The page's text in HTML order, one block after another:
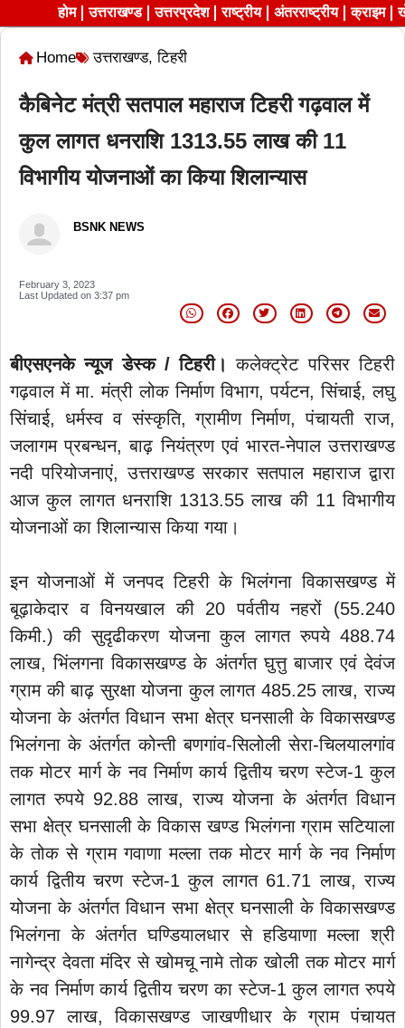
होम उत्तराखण्ड उत्तरप्रदेश राष्ट्रीय अंतरराष्ट्रीय क्राइम
Home उत्तराखण्ड,टिहरी
कैबिनेट मंत्री सतपाल महाराज टिहरी गढ़वाल में
कुल लागत धनराशि 1313.55 लाख की 11
विभागीय योजनाओं का किया शिलान्यास
BSNK NEWS
February 3, 2023
Last Updated on 3:37 pm
बीएसएनके न्यूज डेस्क / टिहरी। कलेक्ट्रेट परिसर टिहरी
गढ़वाल में मा. मंत्री लोक निर्माण विभाग, पर्यटन, सिंचाई, लघु
सिंचाई, धर्मस्व व संस्कृति, ग्रामीण निर्माण, पंचायती राज,
जलागम प्रबन्धन, बाढ़ नियंत्रण एवं भारत-नेपाल उत्तराखण्ड
नदी परियोजनाएं, उत्तराखण्ड सरकार सतपाल महाराज द्वारा
आज कुल लागत धनराशि 1313.55 लाख की 11 विभागीय
योजनाओं का शिलान्यास किया गया।
इन योजनाओं में जनपद टिहरी के भिलंगना विकासखण्ड में
बूढ़ाकेदार व विनयखाल की 20 पर्वतीय नहरों (55.240
किमी.) की सुदृढीकरण योजना कुल लागत रुपये 488.74
लाख, भिंलगना विकासखण्ड के अंतर्गत घुत्तु बाजार एवं देवंज
ग्राम की बाढ़ सुरक्षा योजना कुल लागत 485.25 लाख, राज्य
योजना के अंतर्गत विधान सभा क्षेत्र घनसाली के विकासखण्ड
भिलंगना के अंतर्गत कोन्ती बणगांव-सिलोली सेरा-चिलयालगांव
तक मोटर मार्ग के नव निर्माण कार्य द्वितीय चरण स्टेज-1 कुल
लागत रुपये 92.88 लाख, राज्य योजना के अंतर्गत विधान
सभा क्षेत्र घनसाली के विकास खण्ड भिलंगना ग्राम सटियाला
के तोक से ग्राम गवाणा मल्ला तक मोटर मार्ग के नव निर्माण
कार्य द्वितीय चरण स्टेज-1 कुल लागत 61.71 लाख, राज्य
योजना के अंतर्गत विधान सभा क्षेत्र घनसाली के विकासखण्ड
भिलंगना के अंतर्गत घण्डियालधार से हडियाणा मल्ला श्री
नागेन्द्र देवता मंदिर से खोमचू नामे तोक खोली तक मोटर मार्ग
के नव निर्माण कार्य द्वितीय चरण का स्टेज-1 कुल लागत रुपये
99.97 लाख, विकासखण्ड जाखणीधार के ग्राम पंचायत